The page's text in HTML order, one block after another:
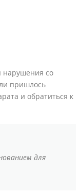
нарушения со
пришлось
и обратиться к
для